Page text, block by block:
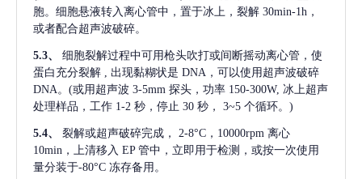
胞。细胞悬液转入离心管中，置于冰上，裂解 30min-1h，
或者配合超声波破碎。
5.3、
细胞裂解过程中可用枪头吹打或间断摇动离心管，使
蛋白充分裂解 , 出现黏糊状是 DNA，可以使用超声波破碎
DNA。(或用超声波 3-5mm 探头，功率 150-300W, 冰上超声
处理样品，工作 1-2 秒，停止 30 秒， 3~5 个循环。)
5.4、 裂解或超声破碎完成，
2-8°C，10000rpm 离心
10min，上清移入 EP 管中，立即用于检测，或按一次使用
量分装于-80°C 冻存备用。